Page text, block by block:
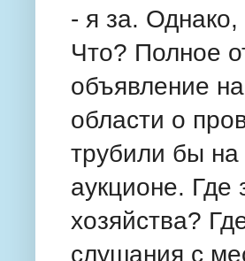
- я за. Однако,
Что? Полное
объявление
области о
трубили бы на
аукционе. Где
хозяйства?
слушания с